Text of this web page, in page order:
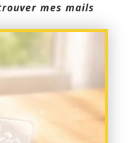
mes mails